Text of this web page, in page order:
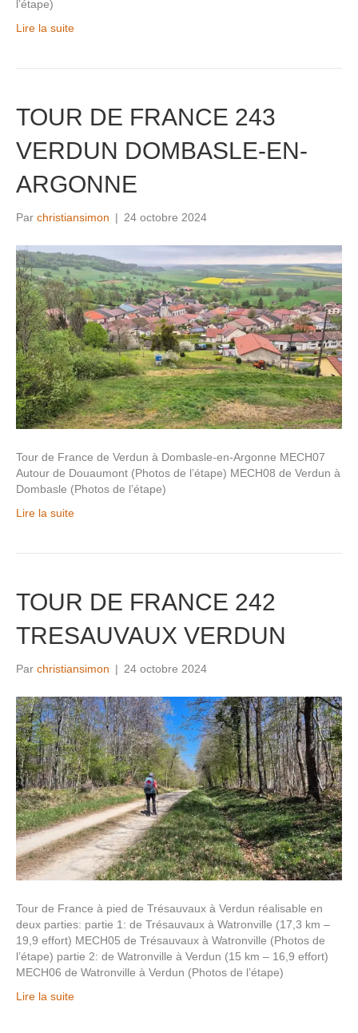
l’étape)
Lire la suite
TOUR DE FRANCE 243
VERDUN DOMBASLE-EN-
ARGONNE
Par christiansimon | 24 octobre 2024
Tour de France de Verdun à Dombasle-en-Argonne MECH07
Autour de Douaumont (Photos de l’étape) MECH08 de Verdun à
Dombasle (Photos de l’étape)
Lire la suite
TOUR DE FRANCE 242
TRESAUVAUX VERDUN
Par christiansimon | 24 octobre 2024
Tour de France à pied de Trésauvaux à Verdun réalisable en
deux parties: partie 1: de Trésauvaux à Watronville (17,3 km –
19,9 effort) MECH05 de Trésauvaux à Watronville (Photos de
l’étape) partie 2: de Watronville à Verdun (15 km – 16,9 effort)
MECH06 de Watronville à Verdun (Photos de l’étape)
Lire la suite